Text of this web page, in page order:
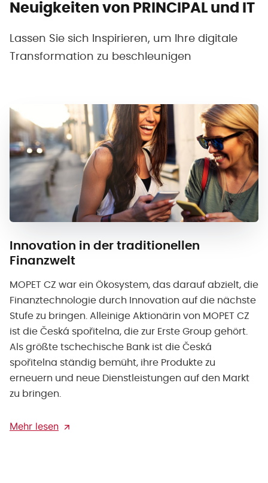
Neuigkeiten von PRINCIPAL und IT
Lassen Sie sich Inspirieren, um Ihre digitale
Transformation zu beschleunigen
Innovation in der traditionellen
Finanzwelt
MOPET CZ war ein Ökosystem, das darauf abzielt, die
Finanztechnologie durch Innovation auf die nächste
Stufe zu bringen. Alleinige Aktionärin von MOPET CZ
ist die Česká spořitelna, die zur Erste Group gehört.
Als größte tschechische Bank ist die Česká
spořitelna ständig bemüht, ihre Produkte zu
erneuern und neue Dienstleistungen auf den Markt
zu bringen.
Mehr lesen